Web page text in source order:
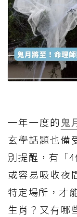
一年一度的鬼
玄學話題也備
別提醒，有「
或容易吸收夜
特定場所，才
生肖？又有哪